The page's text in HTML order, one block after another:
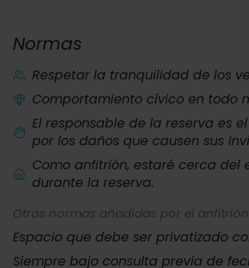
Normas
Respetar la tranquilidad de los
Comportamiento cívico en todo
El responsable de la reserva es
por los daños que causen sus
Como anfitrión, estaré cerca del
durante la reserva.
Otras normas añadidas por el anfitrión:
Espacio que debe ser privatizado
Siempre bajo consulta previa de